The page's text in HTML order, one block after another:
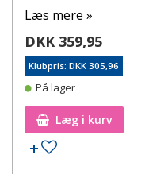
Læs mere »
DKK 359,95
Klubpris: DKK 305,96
På lager
Læg i kurv
Tilføj til ønskeseddel